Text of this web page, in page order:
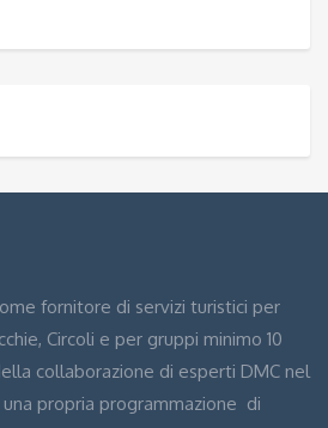
fornitore di servizi turistici per
Circoli e per gruppi minimo 10
collaborazione di esperti DMC nel
propria programmazione di